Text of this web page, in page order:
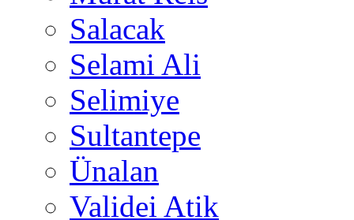
Salacak
Selami Ali
Selimiye
Sultantepe
Ünalan
Validei Atik